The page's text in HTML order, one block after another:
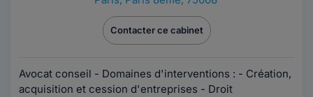
Contacter ce cabinet
Avocat conseil - Domaines d'interventions : - Création,
acquisition et cession d'entreprises - Droit